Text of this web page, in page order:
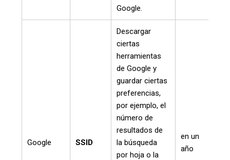
Google.
Google SSID
Descargar
ciertas
herramientas
de Google y
guardar ciertas
preferencias,
por ejemplo, el
número de
resultados de
la búsqueda
por hoja o la
en un
año